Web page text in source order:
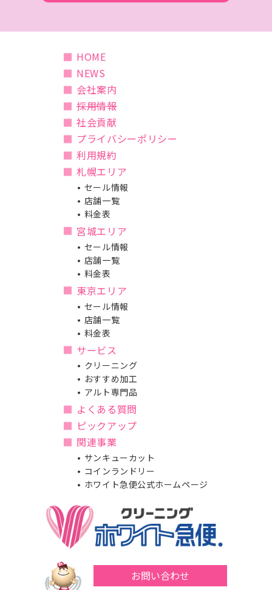
HOME
NEWS
会社案内
採用情報
社会貢献
プライバシーポリシー
利用規約
札幌エリア
セール情報
店舗一覧
料金表
宮城エリア
セール情報
店舗一覧
料金表
東京エリア
セール情報
店舗一覧
料金表
サービス
クリーニング
おすすめ加工
アルト専門品
よくある質問
ピックアップ
関連事業
サンキューカット
コインランドリー
ホワイト急便公式ホームページ
お問い合わせ